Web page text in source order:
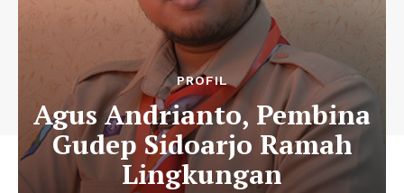
PROFIL
Agus Andrianto, Pembina
Gudep Sidoarjo Ramah
Lingkungan